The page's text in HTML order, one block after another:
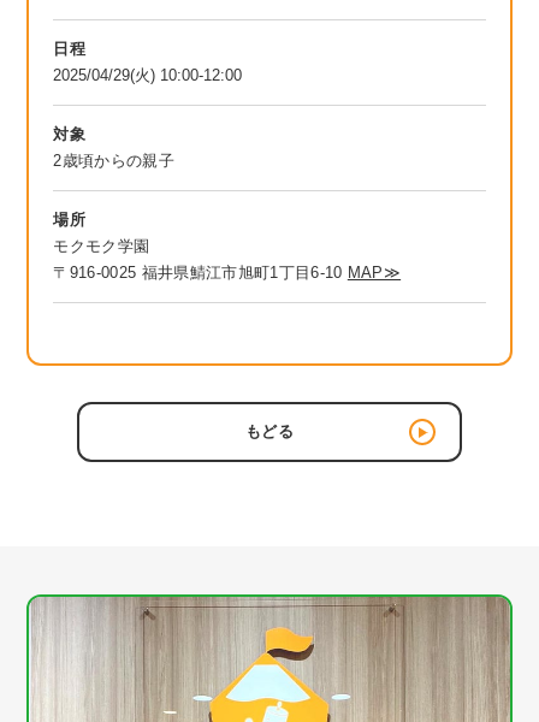
日程
2025/04/29(火) 10:00-12:00
対象
2歳頃からの親子
場所
モクモク学園
〒916-0025 福井県鯖江市旭町1丁目6-10 MAP≫
もどる